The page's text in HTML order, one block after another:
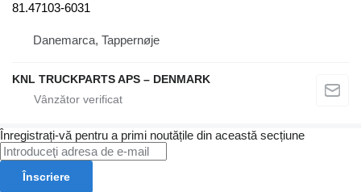
81.47103-6031
Danemarca, Tappernøje
KNL TRUCKPARTS APS – DENMARK
Înregistrați-vă pentru a primi noutățile din această secțiune
Înscriere